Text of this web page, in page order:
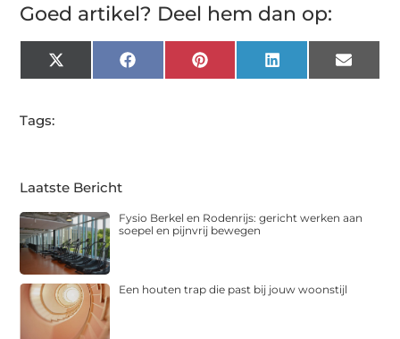
Goed artikel? Deel hem dan op:
X
(Twitter)
FacebookPinterest LinkedIn Email
Tags:
Laatste Bericht
Fysio Berkel en Rodenrijs: gericht werken aan
soepel en pijnvrij bewegen
Een houten trap die past bij jouw woonstijl